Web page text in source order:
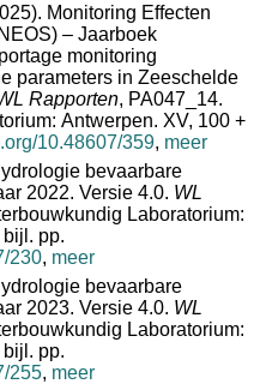
Monitoring Effecten
– Jaarboek
monitoring
parameters in Zeeschelde
Rapporten, PA047_14.
Antwerpen. XV, 100 +
10.48607/359, meer
bevaarbare
2022. Versie 4.0. WL
Laboratorium:
pp.
230, meer
bevaarbare
2023. Versie 4.0. WL
Laboratorium:
pp.
255, meer